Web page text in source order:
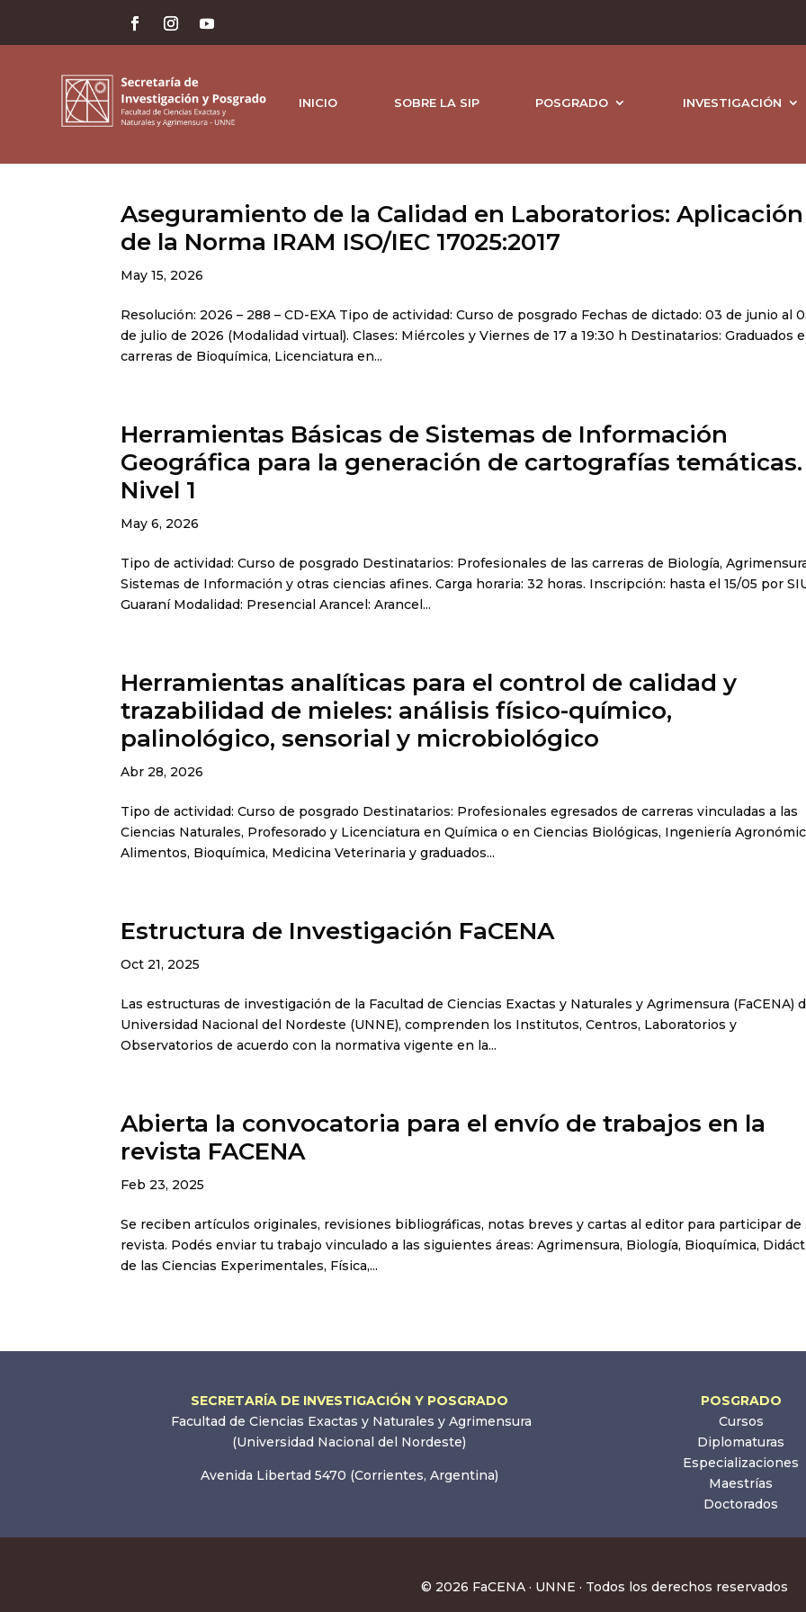
INICIO SOBRE LA SIP POSGRADO INVESTIGACIÓN
Aseguramiento de la Calidad en Laboratorios: Aplicación
de la Norma IRAM ISO/IEC 17025:2017
May 15, 2026
Resolución: 2026 – 288 – CD-EXA Tipo de actividad: Curso de posgrado Fechas de dictado: 03 de junio al
de julio de 2026 (Modalidad virtual). Clases: Miércoles y Viernes de 17 a 19:30 h Destinatarios: Graduados
carreras de Bioquímica, Licenciatura en...
Herramientas Básicas de Sistemas de Información
Geográfica para la generación de cartografías temáticas.
Nivel 1
May 6, 2026
Tipo de actividad: Curso de posgrado Destinatarios: Profesionales de las carreras de Biología,
Sistemas de Información y otras ciencias afines. Carga horaria: 32 horas. Inscripción: hasta el 15/05 por
Guaraní Modalidad: Presencial Arancel: Arancel...
Herramientas analíticas para el control de calidad y
trazabilidad de mieles: análisis físico-químico,
palinológico, sensorial y microbiológico
Abr 28, 2026
Tipo de actividad: Curso de posgrado Destinatarios: Profesionales egresados de carreras vinculadas a las
Ciencias Naturales, Profesorado y Licenciatura en Química o en Ciencias Biológicas, Ingeniería
Alimentos, Bioquímica, Medicina Veterinaria y graduados...
Estructura de Investigación FaCENA
Oct 21, 2025
Las estructuras de investigación de la Facultad de Ciencias Exactas y Naturales y Agrimensura (FaCENA)
Universidad Nacional del Nordeste (UNNE), comprenden los Institutos, Centros, Laboratorios y
Observatorios de acuerdo con la normativa vigente en la...
Abierta la convocatoria para el envío de trabajos en la
revista FACENA
Feb 23, 2025
Se reciben artículos originales, revisiones bibliográficas, notas breves y cartas al editor para participar de
revista. Podés enviar tu trabajo vinculado a las siguientes áreas: Agrimensura, Biología, Bioquímica,
de las Ciencias Experimentales, Física,...
SECRETARÍA DE INVESTIGACIÓN Y POSGRADO
Facultad de Ciencias Exactas y Naturales y Agrimensura
(Universidad Nacional del Nordeste)
Avenida Libertad 5470 (Corrientes, Argentina)
POSGRADO
Cursos
Diplomaturas
Especializaciones
Maestrías
Doctorados
© 2026 FaCENA · UNNE · Todos los derechos reservados